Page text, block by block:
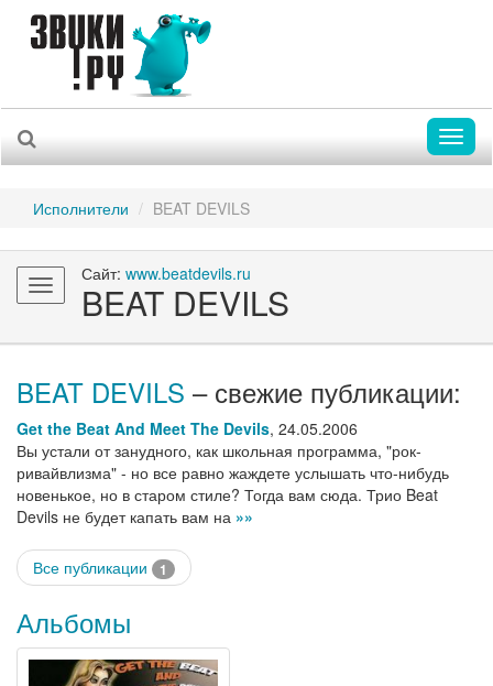
Исполнители BEAT DEVILS
Toggle
navigation
Сайт: www.beatdevils.ru
BEAT DEVILS
BEAT DEVILS – свежие публикации:
Get the Beat And Meet The Devils, 24.05.2006
Вы устали от занудного, как школьная программа, "рок-
ривайвлизма" - но все равно жаждете услышать что-нибудь
новенькое, но в старом стиле? Тогда вам сюда. Трио Beat
Devils не будет капать вам на »»
Все публикации 1
Альбомы